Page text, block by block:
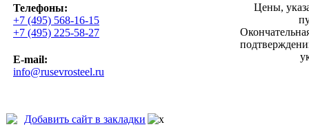
Телефоны:
+7 (495) 568-16-15
+7 (495) 225-58-27
E-mail:
info@rusevrosteel.ru
Цены,
Добавить сайт в закладки